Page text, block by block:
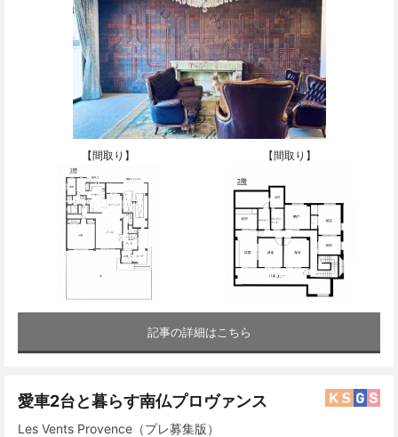
【間取り】 【間取り】
記事の詳細はこちら
愛車2台と暮らす南仏プロヴァンス
Les Vents Provence（プレ募集版）